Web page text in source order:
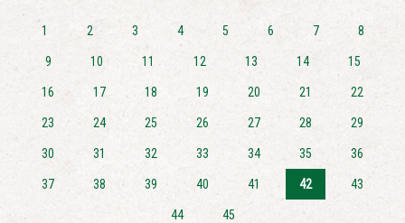
1 2 3 4 5 6 7 8
9 10 11 12 13 14 15
16 17 18 19 20 21 22
23 24 25 26 27 28 29
30 31 32 33 34 35 36
37 38 39 40 41 42 43
44 45